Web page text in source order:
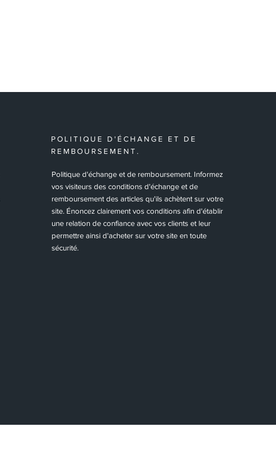
POLITIQUE D'ÉCHANGE ET DE
REMBOURSEMENT.
Politique d'échange et de remboursement. Informez
vos visiteurs des conditions d'échange et de
remboursement des articles qu'ils achètent sur votre
site. Énoncez clairement vos conditions afin d'établir
une relation de confiance avec vos clients et leur
permettre ainsi d'acheter sur votre site en toute
sécurité.